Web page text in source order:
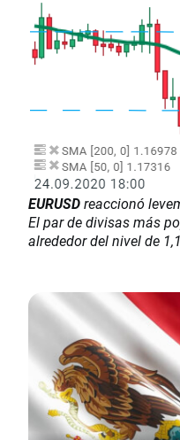
EURUSDreaccionó
El par de divisas más
alrededor del nivel de